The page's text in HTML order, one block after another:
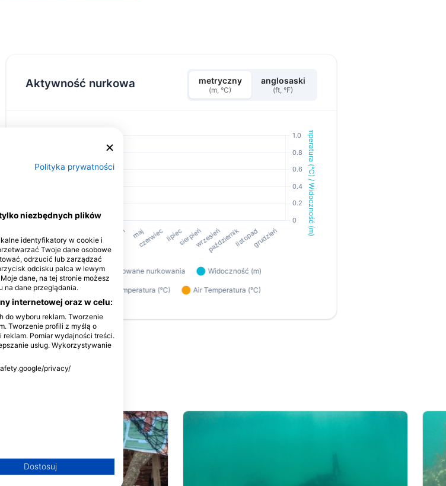
Aktywność nurkowa metryczny
(m, °C)
anglosaski
(ft, °F)
Polityka prywatności
niezbędnych plików
identyfikatory w cookie i
Twoje dane osobowe
odrzucić lub zarządzać
odcisku palca w lewym
dane, na tej stronie możesz
na dane przeglądania.
internetowej oraz w celu:
do wyboru reklam. Tworzenie
Tworzenie profili z myślą o
Pomiar wydajności treści.
usług. Wykorzystywanie
privacy/
Dostosuj